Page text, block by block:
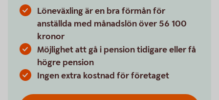
Löneväxling är en bra förmån för
anställda med månadslön över 56 100
kronor
Möjlighet att gå i pension tidigare eller få
högre pension
Ingen extra kostnad för företaget